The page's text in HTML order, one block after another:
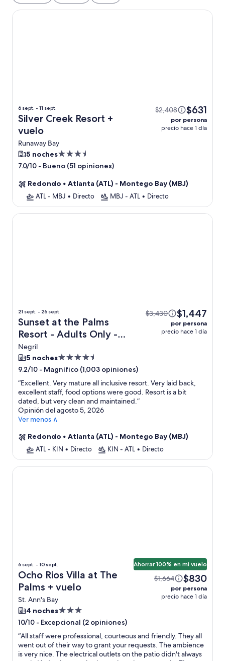
6 sept. - 11 sept.
Silver Creek Resort +
vuelo
Runaway Bay
$2,408 $631
por persona
precio hace 1 día
5 nochesPropiedad
de
estrellas
7.0/10 - Bueno (51 opiniones)
Redondo • Atlanta (ATL) - Montego Bay (MBJ)
ATL - MBJ • Directo MBJ - ATL • Directo
Silver Creek Resort
21 sept. - 26 sept.
Sunset at the Palms
Resort - Adults Only -
All Inclusive + vuelo
Negril
$3,430 $1,447
por persona
precio hace 1 día
5 nochesPropiedad
de
4.5
estrellas
9.2/10 - Magnífico (1,003 opiniones)
“Excellent. Very mature all inclusive resort. Very laid back,
excellent staff, food options were good. Resort is a bit
dated, but very clean and maintained.”
Opinión del agosto 5, 2026
Ver menos ∧
Redondo • Atlanta (ATL) - Montego Bay (MBJ)
ATL - KIN • Directo KIN - ATL • Directo
Sunset at the Palms Resort - Adults Only - All Inclusive
6 sept. - 10 sept.
Ocho Rios Villa at The
Palms + vuelo
St. Ann's Bay
Ahorrar 100% en mi vuelo
$1,664 $830
por persona
precio hace 1 día
4 nochesPropiedad
de
3.0
estrellas
10/10 - Excepcional (2 opiniones)
“All staff were professional, courteous and friendly. They all
went out of their way to grant your requests. The ambience
is very nice. The electrical outlets on the patio didn't always
Ocho Rios Villa at The Palms